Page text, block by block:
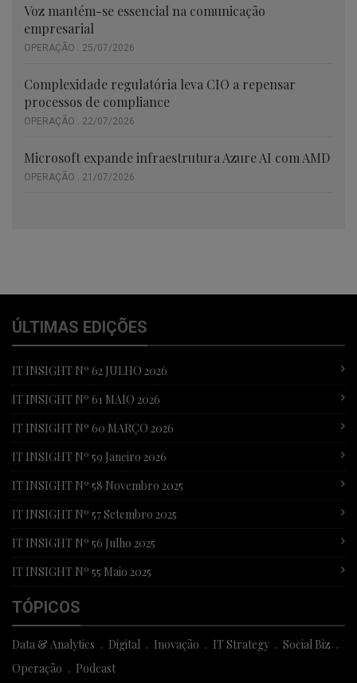
Voz mantém-se essencial na comunicação
empresarial
OPERAÇÃO . 25/07/2026
Complexidade regulatória leva CIO a repensar
processos de compliance
OPERAÇÃO . 22/07/2026
Microsoft expande infraestrutura Azure AI com AMD
OPERAÇÃO . 21/07/2026
ÚLTIMAS EDIÇÕES
IT INSIGHT Nº 62 JULHO 2026
IT INSIGHT Nº 61 MAIO 2026
IT INSIGHT Nº 60 MARÇO 2026
IT INSIGHT Nº 59 Janeiro 2026
IT INSIGHT Nº 58 Novembro 2025
IT INSIGHT Nº 57 Setembro 2025
IT INSIGHT Nº 56 Julho 2025
IT INSIGHT Nº 55 Maio 2025
TÓPICOS
Data & Analytics Digital Inovação IT Strategy
Social Biz
Operação
Podcast